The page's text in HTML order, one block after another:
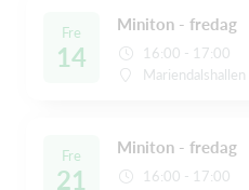
Fre
14
Miniton - fredag
16:00 - 17:00
Mariendalshallen
Fre
21
Miniton - fredag
16:00 - 17:00